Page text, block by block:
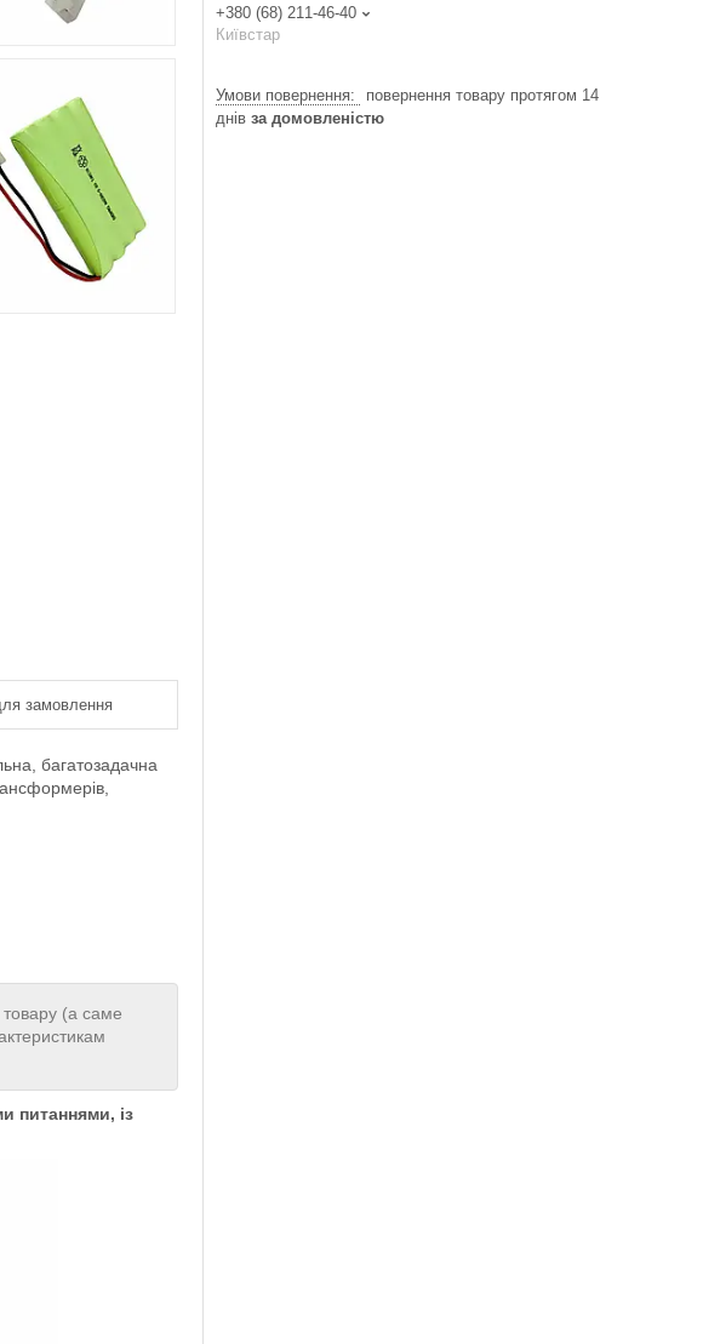
замовлення
багатозадачна
(а саме
питаннями, із
+380 (68) 211-46-40
Київстар
повернення товару протягом 14
днів за домовленістю